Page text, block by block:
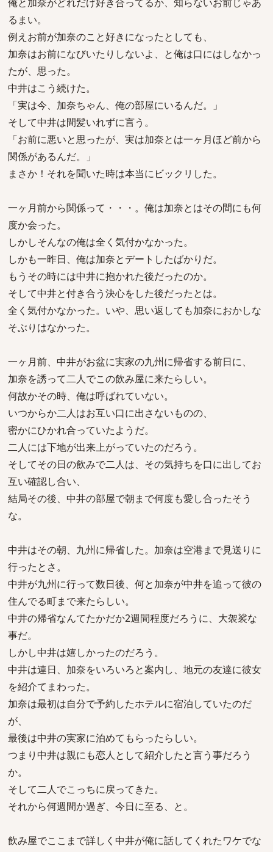
るまい。
例えお前が加奈のこと好きになったとしても、
加奈はお前になびいたりしないよ、と俺は口にはしなかっ
たが、思った。
中井はこう続けた。
「実は今、加奈ちゃん、俺の部屋にいるんだ。」
そして中井は間髪いれずに言う。
「お前に悪いと思ったが、実は加奈とは一ヶ月ほど前から
関係があるんだ。」
まさか！それを聞いた時は本当にビックリした。
一ヶ月前から関係って・・・。俺は加奈とはその間にも何
度か会った。
しかしそんなの俺は全く気付かなかった。
しかも一昨日、俺は加奈とデートしたばかりだ。
もうその時には中井に抱かれた後だったのか。
そして中井と付き合う決心をした後だったとは。
全く気付かなかった。いや、思い返しても加奈におかしな
そぶりはなかった。
一ヶ月前、中井がお盆に実家の九州に帰省する前日に、
加奈を誘って二人でこの飲み屋に来たらしい。
何故かその時、俺は呼ばれていない。
いつからか二人はお互い口に出さないものの、
密かにひかれ合っていたようだ。
二人には下地が出来上がっていたのだろう。
そしてその日の飲みで二人は、その気持ちを口に出してお
互い確認し合い、
結局その後、中井の部屋で朝まで何度も愛し合ったそう
な。
中井はその朝、九州に帰省した。加奈は空港まで見送りに
行ったとさ。
中井が九州に行って数日後、何と加奈が中井を追って彼の
住んでる町まで来たらしい。
中井の帰省なんてたかだか2週間程度だろうに、大袈裟な
事だ。
しかし中井は嬉しかったのだろう。
中井は連日、加奈をいろいろと案内し、地元の友達に彼女
を紹介てまわった。
加奈は最初は自分で予約したホテルに宿泊していたのだ
が、
最後は中井の実家に泊めてもらったらしい。
つまり中井は親にも恋人として紹介したと言う事だろう
か。
そして二人でこっちに戻ってきた。
それから何週間か過ぎ、今日に至る、と。
飲み屋でここまで詳しく中井が俺に話してくれたワケでな